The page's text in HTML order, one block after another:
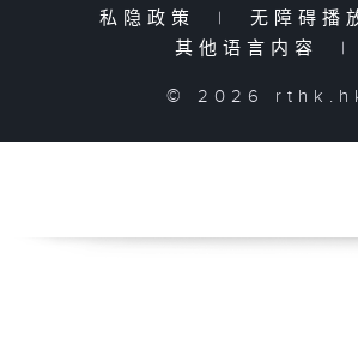
私隐政策
| 无障碍播
其他语言内容
|
© 2026